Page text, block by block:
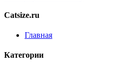
Catsize.ru
Главная
Категории